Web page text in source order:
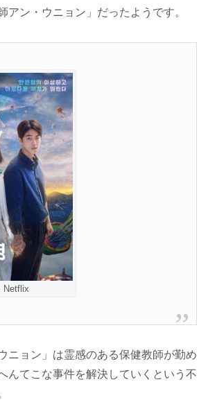
アン・ウニョン」だったようです。
Netflix
ニョン」は霊感のある保健教師が勤め
んてこな事件を解決していくという不